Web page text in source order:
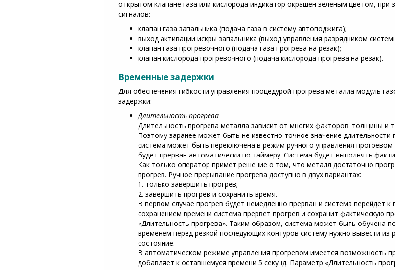
открытом клапане газа или кислорода индикатор окрашен зеленым цветом,
сигналов:
клапан газа запальника (подача газа в систему автоподжига);
выход активации искры запальника (выход управления разрядником
клапан газа прогревочного (подача газа прогрева на резак);
клапан кислорода прогревочного (подача кислорода прогрева на резак).
Временные задержки
Для обеспечения гибкости управления процедурой прогрева металла модуль
задержки:
Длительность прогрева
Длительность прогрева металла зависит от многих факторов: толщины
Поэтому заранее может быть не известно точное значение
система может быть переключена в режим ручного управления
будет прерван автоматически по таймеру. Система будет выполнять
Как только оператор примет решение о том, что металл достаточно
прогрев. Ручное прерывание прогрева доступно в двух вариантах:
1. только завершить прогрев;
2. завершить прогрев и сохранить время.
В первом случае прогрев будет немедленно прерван и система перейдет
сохранением времени система прервет прогрев и сохранит фактическую
«Длительность прогрева». Таким образом, система может быть обучена
временем перед резкой последующих контуров систему нужно вывести
состояние.
В автоматическом режиме управления прогревом имеется возможность
добавляет к оставшемуся времени 5 секунд. Параметр «Длительность